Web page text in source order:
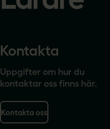
Kontakta
Uppgifter om hur du
kontaktar oss finns här.
Kontakta oss